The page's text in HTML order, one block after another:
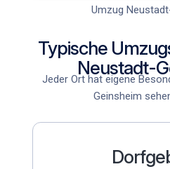
Umzug
Typische
Neustadt-
Jeder Ort hat eigene
Geinsheim